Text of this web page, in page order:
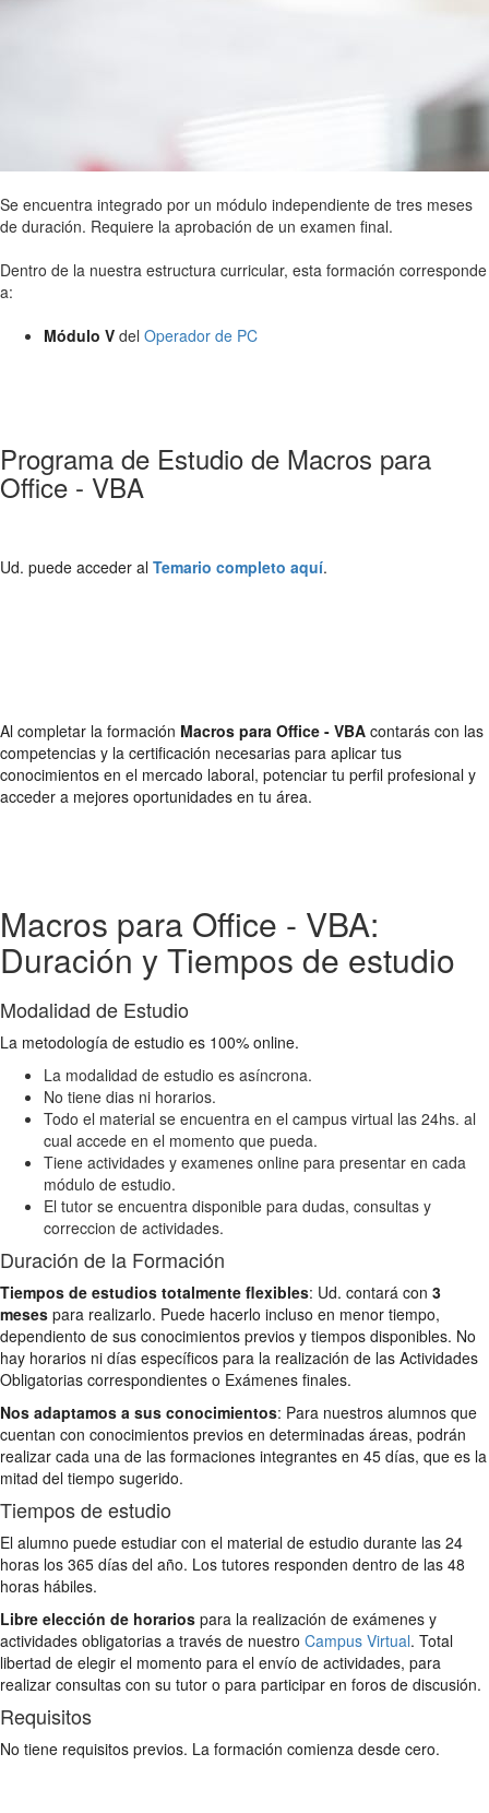
Se encuentra integrado por un módulo independiente de tres meses
de duración. Requiere la aprobación de un examen final.
Dentro de la nuestra estructura curricular, esta formación corresponde
a:
Módulo V del Operador de PC
Programa de Estudio de Macros para
Office - VBA
Ud. puede acceder al Temario completo aquí.
Al completar la formación Macros para Office - VBA contarás con las
competencias y la certificación necesarias para aplicar tus
conocimientos en el mercado laboral, potenciar tu perfil profesional y
acceder a mejores oportunidades en tu área.
Macros para Office - VBA:
Duración y Tiempos de estudio
Modalidad de Estudio
La metodología de estudio es 100% online.
La modalidad de estudio es asíncrona.
No tiene dias ni horarios.
Todo el material se encuentra en el campus virtual las 24hs. al
cual accede en el momento que pueda.
Tiene actividades y examenes online para presentar en cada
módulo de estudio.
El tutor se encuentra disponible para dudas, consultas y
correccion de actividades.
Duración de la Formación
Tiempos de estudios totalmente flexibles: Ud. contará con 3
meses para realizarlo. Puede hacerlo incluso en menor tiempo,
dependiento de sus conocimientos previos y tiempos disponibles. No
hay horarios ni días específicos para la realización de las Actividades
Obligatorias correspondientes o Exámenes finales.
Nos adaptamos a sus conocimientos: Para nuestros alumnos que
cuentan con conocimientos previos en determinadas áreas, podrán
realizar cada una de las formaciones integrantes en 45 días, que es la
mitad del tiempo sugerido.
Tiempos de estudio
El alumno puede estudiar con el material de estudio durante las 24
horas los 365 días del año. Los tutores responden dentro de las 48
horas hábiles.
Libre elección de horarios para la realización de exámenes y
actividades obligatorias a través de nuestro Campus Virtual. Total
libertad de elegir el momento para el envío de actividades, para
realizar consultas con su tutor o para participar en foros de discusión.
Requisitos
No tiene requisitos previos. La formación comienza desde cero.